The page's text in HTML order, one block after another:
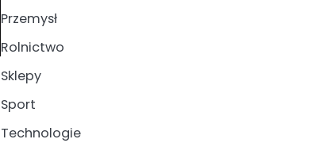
Przemysł
Rolnictwo
Sklepy
Sport
Technologie